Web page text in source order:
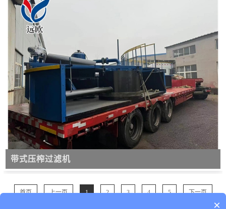
带式压榨过滤机
首页 上一页 1 2 3 4 5 下一页
×